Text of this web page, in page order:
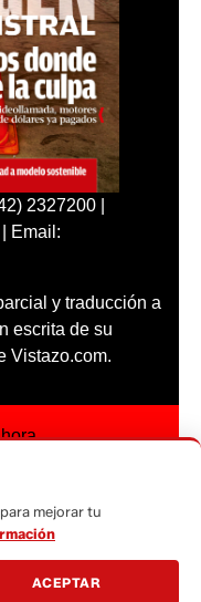
2327200 |
Email:
y traducción a
escrita de su
Vistazo.com.
mejorar tu
ACEPTAR